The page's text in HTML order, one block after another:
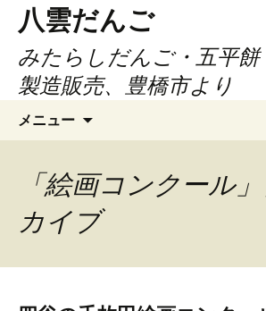
ツ
ス
八雲だんご
みたらしだんご・五平
製造販売、豊橋市より
メニュー
「絵画コンクール
カイブ